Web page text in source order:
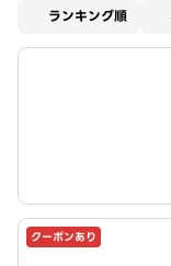
ランキング順
クーポンあり